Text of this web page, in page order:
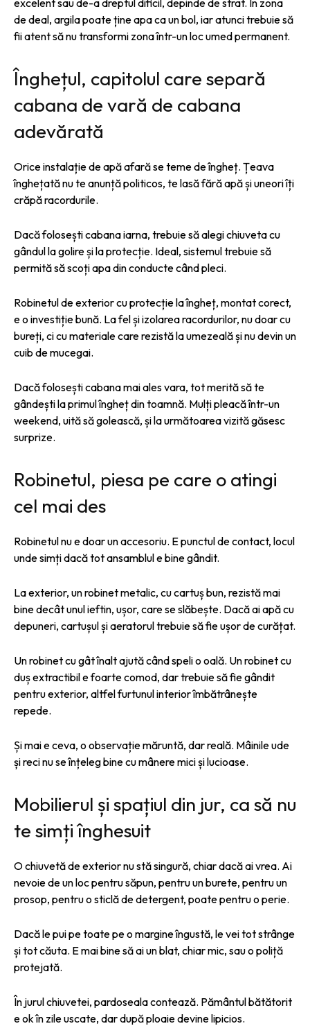
de deal, argila poate ține apa ca un bol, iar atunci trebuie să
fii atent să nu transformi zona într-un loc umed permanent.
Înghețul, capitolul care separă
cabana de vară de cabana
adevărată
Orice instalație de apă afară se teme de îngheț. Țeava
înghețată nu te anunță politicos, te lasă fără apă și uneori îți
crăpă racordurile.
Dacă folosești cabana iarna, trebuie să alegi chiuveta cu
gândul la golire și la protecție. Ideal, sistemul trebuie să
permită să scoți apa din conducte când pleci.
Robinetul de exterior cu protecție la îngheț, montat corect,
e o investiție bună. La fel și izolarea racordurilor, nu doar cu
bureți, ci cu materiale care rezistă la umezeală și nu devin un
cuib de mucegai.
Dacă folosești cabana mai ales vara, tot merită să te
gândești la primul îngheț din toamnă. Mulți pleacă într-un
weekend, uită să golească, și la următoarea vizită găsesc
surprize.
Robinetul, piesa pe care o atingi
cel mai des
Robinetul nu e doar un accesoriu. E punctul de contact, locul
unde simți dacă tot ansamblul e bine gândit.
La exterior, un robinet metalic, cu cartuș bun, rezistă mai
bine decât unul ieftin, ușor, care se slăbește. Dacă ai apă cu
depuneri, cartușul și aeratorul trebuie să fie ușor de curățat.
Un robinet cu gât înalt ajută când speli o oală. Un robinet cu
duș extractibil e foarte comod, dar trebuie să fie gândit
pentru exterior, altfel furtunul interior îmbătrânește
repede.
Și mai e ceva, o observație măruntă, dar reală. Mâinile ude
și reci nu se înțeleg bine cu mânere mici și lucioase.
Mobilierul și spațiul din jur, ca să nu
te simți înghesuit
O chiuvetă de exterior nu stă singură, chiar dacă ai vrea. Ai
nevoie de un loc pentru săpun, pentru un burete, pentru un
prosop, pentru o sticlă de detergent, poate pentru o perie.
Dacă le pui pe toate pe o margine îngustă, le vei tot strânge
și tot căuta. E mai bine să ai un blat, chiar mic, sau o poliță
protejată.
În jurul chiuvetei, pardoseala contează. Pământul bătătorit
e ok în zile uscate, dar după ploaie devine lipicios.